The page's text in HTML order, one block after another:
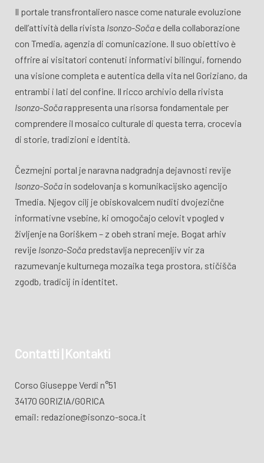
Il portale transfrontaliero nasce come naturale evoluzione
dell’attività della rivista Isonzo-Sočae della collaborazione
con Tmedia, agenzia di comunicazione. Il suo obiettivo è
offrire ai visitatori contenuti informativi bilingui, fornendo
una visione completa e autentica della vita nel Goriziano, da
entrambi i lati del confine. Il ricco archivio della rivista
Isonzo-Sočarappresenta una risorsa fondamentale per
comprendere il mosaico culturale di questa terra, crocevia
di storie, tradizioni e identità.
Čezmejni portal je naravna nadgradnja dejavnosti revije
Isonzo-Soča in sodelovanja s komunikacijsko agencijo
Tmedia. Njegov cilj je obiskovalcem nuditi dvojezične
informativne vsebine, ki omogočajo celovit vpogled v
življenje na Goriškem – z obeh strani meje. Bogat arhiv
revije Isonzo-Soča predstavlja neprecenljiv vir za
razumevanje kulturnega mozaika tega prostora, stičišča
zgodb, tradicij in identitet.
Contatti | Kontakti
Corso Giuseppe Verdi n°51
34170 GORIZIA/GORICA
email: redazione@isonzo-soca.it